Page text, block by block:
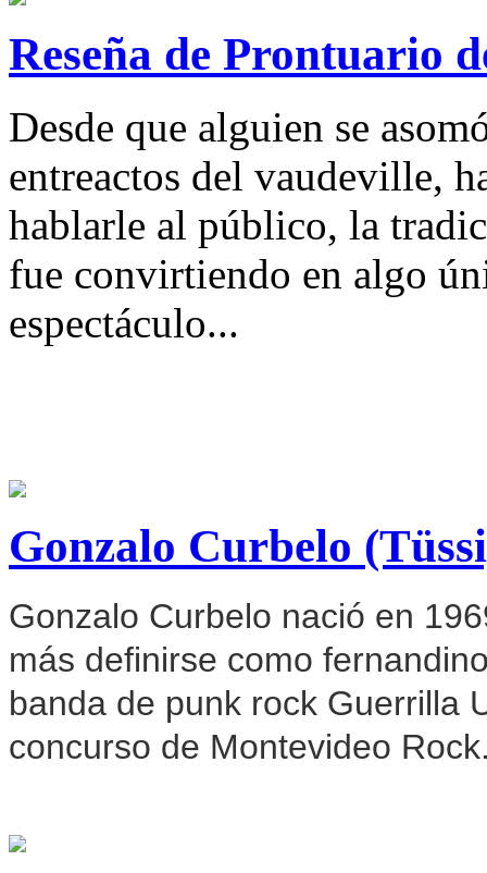
Reseña de Prontuario
Desde que alguien se
entreactos del vaudeville,
hablarle al público, la
fue convirtiendo en algo
espectáculo...
Gonzalo Curbelo
Gonzalo Curbelo nació en
más definirse como
banda de punk rock Guerrilla
concurso de Montevideo